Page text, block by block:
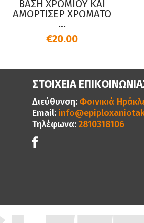
ΒΑΣΗ ΧΡΩΜΙΟΥ ΚΑΙ
ΑΜΟΡΤΙΣΕΡ ΧΡΩΜΑΤΟ
€20.00
ΣΤΟΙΧΕΙΑ
Διεύθυνση: Φοινικιά
Email:
Τηλέφωνα: 2810318106